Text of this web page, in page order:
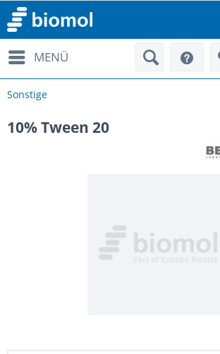
MENÜ
Sonstige
10% Tween 20